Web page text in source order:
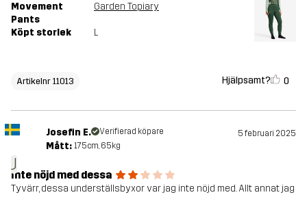
Movement
Pants
Garden Topiary
Köpt storlek L
Artikelnr 11013 Hjälpsamt? 0
J
Josefin E. Verifierad köpare 5 februari 2025
Mått: 175cm, 65kg
Inte nöjd med dessa
Tyvärr, dessa underställsbyxor var jag inte nöjd med. Allt annat jag